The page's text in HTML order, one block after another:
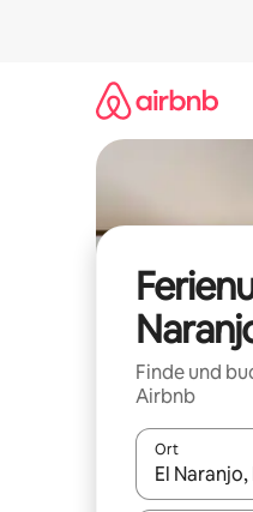
Finde und
Airbnb
Ort
Wenn